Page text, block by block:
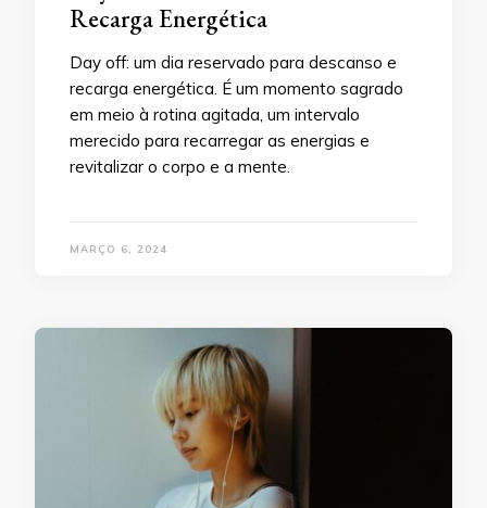
Recarga Energética
Day off: um dia reservado para descanso e
recarga energética. É um momento sagrado
em meio à rotina agitada, um intervalo
merecido para recarregar as energias e
revitalizar o corpo e a mente.
MARÇO 6, 2024